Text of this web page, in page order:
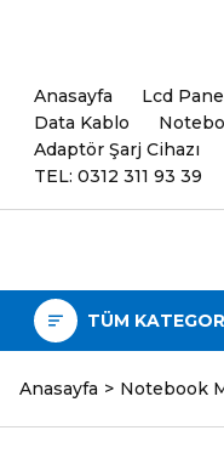
Anasayfa Lcd
Data Kablo
Adaptör Şarj Cihazı
TEL: 0312 311 93 39
TÜM
Anasayfa Notebook